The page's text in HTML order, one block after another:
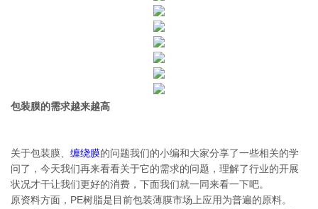
包装膜的需求越来越高
关于包装膜、 缠绕膜的问题我们的小编和大家分享了一些相关的学
问了，今天我们再来看看关于它的需求的问题，理解了行业的开展
状况才干让我们更好的消费，下面我们就一同来看一下吧。
原资料方面，PE树脂是目前包装薄膜市场上应用为普遍的原料。